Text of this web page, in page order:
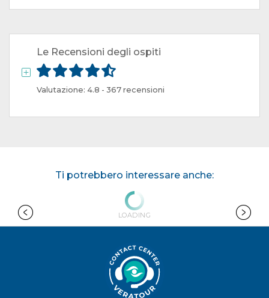
Le Recensioni degli ospiti
Valutazione: 4.8 - 367 recensioni
Ti potrebbero interessare anche: